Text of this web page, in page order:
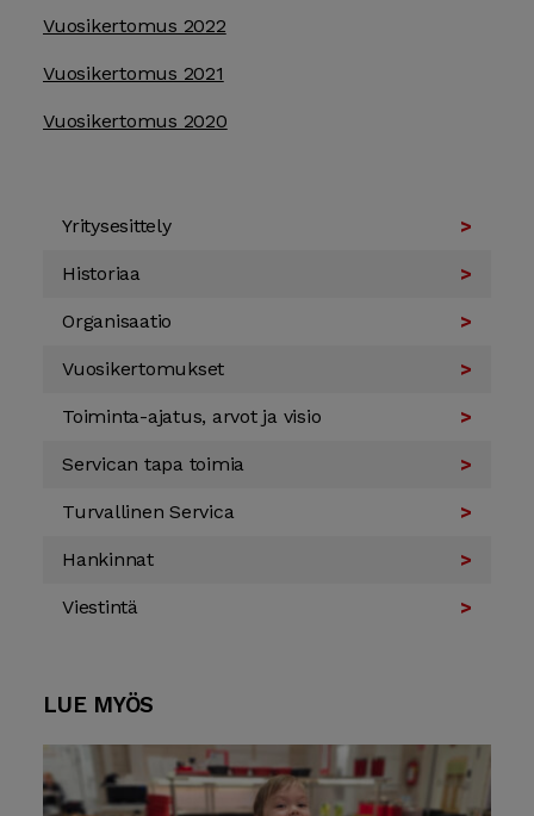
Vuosikertomus 2022
Vuosikertomus 2021
Vuosikertomus 2020
Yritys­esittely
Historiaa
Organisaatio
Vuosi­kertomukset
Toiminta-­ajatus, arvot ja visio
Servican tapa toimia
Turvallinen Servica
Hankinnat
Viestintä
LUE MYÖS